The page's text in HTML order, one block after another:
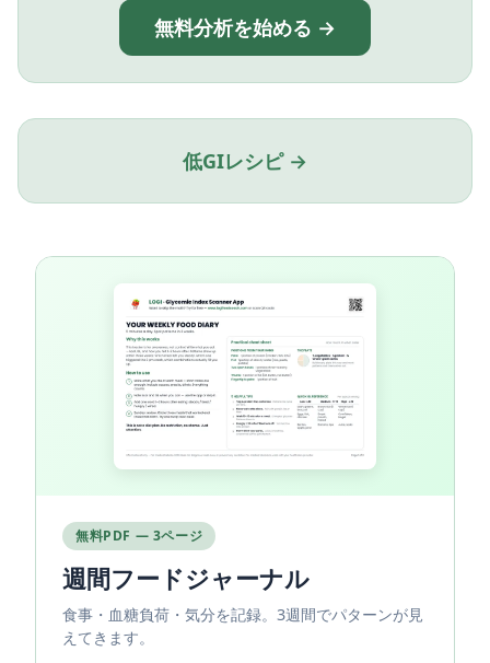
無料分析を始める →
低GIレシピ →
無料PDF — 3ページ
週間フードジャーナル
食事・血糖負荷・気分を記録。3週間でパターンが見
えてきます。